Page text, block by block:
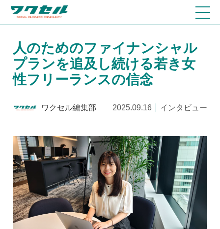
人のためのファイナンシャル
プランを追及し続ける若き女
性フリーランスの信念
ワクセル編集部 2025.09.16 インタビュー